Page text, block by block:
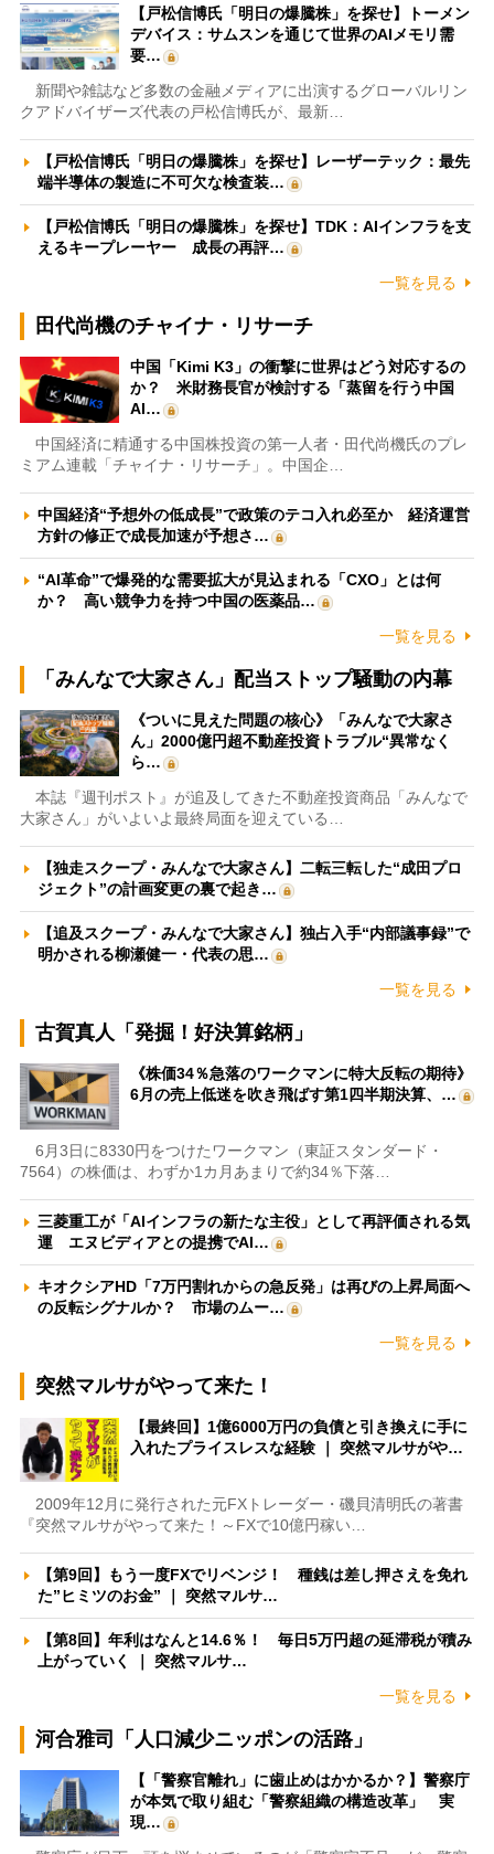
【戸松信博氏「明日の爆騰株」を探せ】トーメン
デバイス：サムスンを通じて世界のAIメモリ需
要…
新聞や雑誌など多数の金融メディアに出演するグローバルリン
クアドバイザーズ代表の戸松信博氏が、最新…
【戸松信博氏「明日の爆騰株」を探せ】レーザーテック：最先
端半導体の製造に不可欠な検査装…
【戸松信博氏「明日の爆騰株」を探せ】TDK：AIインフラを支
えるキープレーヤー 成長の再評…
一覧を見る
田代尚機のチャイナ・リサーチ
中国「Kimi K3」の衝撃に世界はどう対応するの
か？ 米財務長官が検討する「蒸留を行う中国
AI…
中国経済に精通する中国株投資の第一人者・田代尚機氏のプレ
ミアム連載「チャイナ・リサーチ」。中国企…
中国経済“予想外の低成長”で政策のテコ入れ必至か 経済運営
方針の修正で成長加速が予想さ…
“AI革命”で爆発的な需要拡大が見込まれる「CXO」とは何
か？ 高い競争力を持つ中国の医薬品…
一覧を見る
「みんなで大家さん」配当ストップ騒動の内幕
《ついに見えた問題の核心》「みんなで大家さ
ん」2000億円超不動産投資トラブル“異常なく
ら…
本誌『週刊ポスト』が追及してきた不動産投資商品「みんなで
大家さん」がいよいよ最終局面を迎えている…
【独走スクープ・みんなで大家さん】二転三転した“成田プロ
ジェクト”の計画変更の裏で起き…
【追及スクープ・みんなで大家さん】独占入手“内部議事録”で
明かされる柳瀬健一・代表の思…
一覧を見る
古賀真人「発掘！好決算銘柄」
《株価34％急落のワークマンに特大反転の期待》
6月の売上低迷を吹き飛ばす第1四半期決算、…
6月3日に8330円をつけたワークマン（東証スタンダード・
7564）の株価は、わずか1カ月あまりで約34％下落…
三菱重工が「AIインフラの新たな主役」として再評価される気
運 エヌビディアとの提携でAI…
キオクシアHD「7万円割れからの急反発」は再びの上昇局面へ
の反転シグナルか？ 市場のムー…
一覧を見る
突然マルサがやって来た！
【最終回】1億6000万円の負債と引き換えに手に
入れたプライスレスな経験 ｜ 突然マルサがや…
2009年12月に発行された元FXトレーダー・磯貝清明氏の著書
『突然マルサがやって来た！～FXで10億円稼い…
【第9回】もう一度FXでリベンジ！ 種銭は差し押さえを免れ
た”ヒミツのお金” ｜ 突然マルサ…
【第8回】年利はなんと14.6％！ 毎日5万円超の延滞税が積み
上がっていく ｜ 突然マルサ…
一覧を見る
河合雅司「人口減少ニッポンの活路」
【「警察官離れ」に歯止めはかかるか？】警察庁
が本気で取り組む「警察組織の構造改革」 実
現…